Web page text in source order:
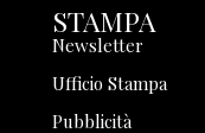
STAMPA
Newsletter
Ufficio Stampa
Pubblicità